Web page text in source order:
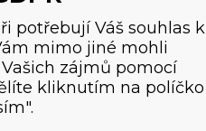
potřebují Váš souhlas k
mimo jiné mohli
zájmů pomocí
kliknutím na políčko